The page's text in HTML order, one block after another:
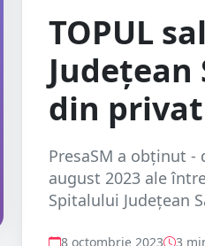
TOPUL
Județean
din privat
PresaSM a obținut -
august 2023 ale
Spitalului Județean
8 octombrie 2023 3